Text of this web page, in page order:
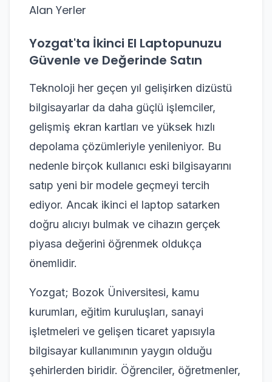
Alan Yerler
Yozgat'ta İkinci El Laptopunuzu
Güvenle ve Değerinde Satın
Teknoloji her geçen yıl gelişirken dizüstü
bilgisayarlar da daha güçlü işlemciler,
gelişmiş ekran kartları ve yüksek hızlı
depolama çözümleriyle yenileniyor. Bu
nedenle birçok kullanıcı eski bilgisayarını
satıp yeni bir modele geçmeyi tercih
ediyor. Ancak ikinci el laptop satarken
doğru alıcıyı bulmak ve cihazın gerçek
piyasa değerini öğrenmek oldukça
önemlidir.
Yozgat; Bozok Üniversitesi, kamu
kurumları, eğitim kuruluşları, sanayi
işletmeleri ve gelişen ticaret yapısıyla
bilgisayar kullanımının yaygın olduğu
şehirlerden biridir. Öğrenciler, öğretmenler,